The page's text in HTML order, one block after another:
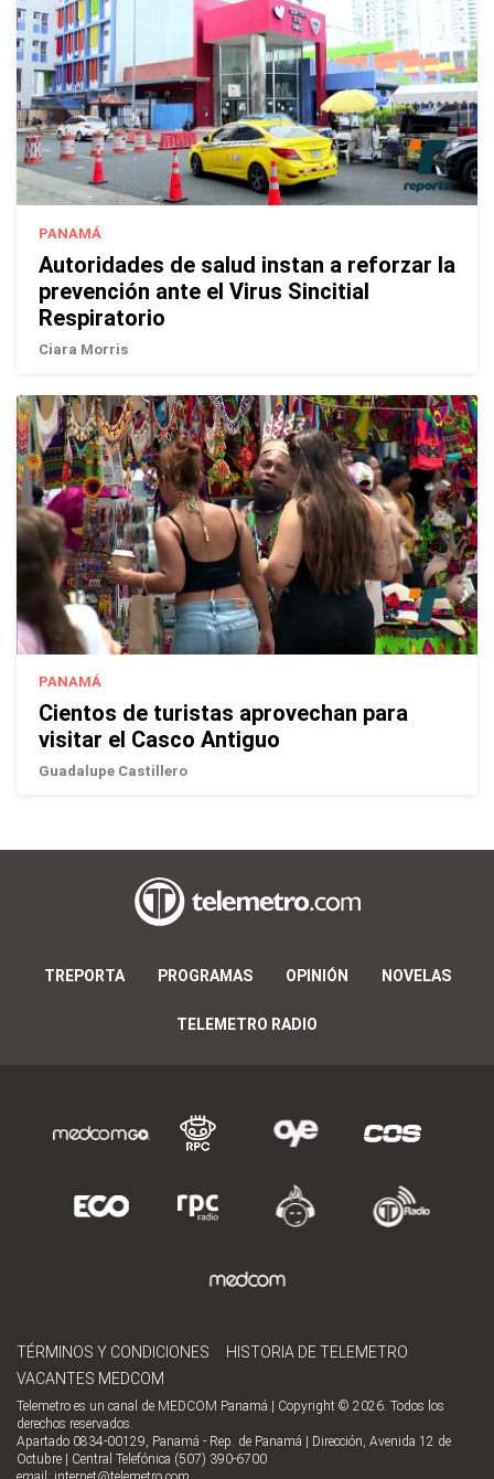
PANAMÁ
Autoridades de salud instan a reforzar la
prevención ante el Virus Sincitial
Respiratorio
Ciara Morris
PANAMÁ
Cientos de turistas aprovechan para
visitar el Casco Antiguo
Guadalupe Castillero
TREPORTA PROGRAMAS OPINIÓN NOVELAS
TELEMETRO RADIO
TÉRMINOS Y CONDICIONES
HISTORIA DE TELEMETRO
VACANTES MEDCOM
Telemetro es un canal de MEDCOM Panamá | Copyright © 2026. Todos los
derechos reservados.
Apartado 0834-00129, Panamá - Rep. de Panamá | Dirección, Avenida 12 de
Octubre | Central Telefónica (507) 390-6700